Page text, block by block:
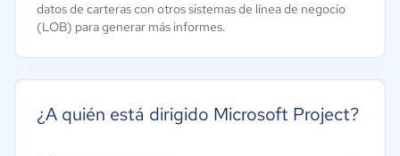
datos de carteras con otros sistemas de línea de negocio
(LOB) para generar más informes.
¿A quién está dirigido Microsoft Project?